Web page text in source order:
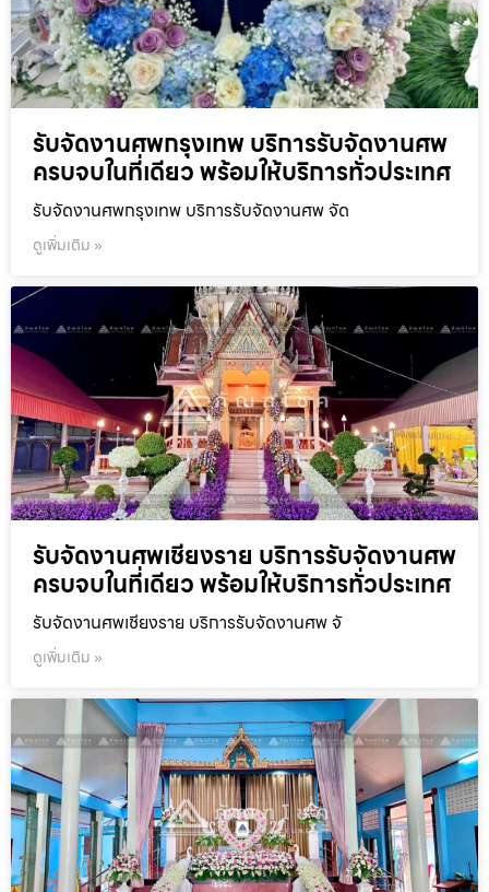
รับจัดงานศพกรุงเทพ บริการรับจัดงานศพ
ครบจบในที่เดียว พร้อมให้บริการทั่วประเทศ
รับจัดงานศพกรุงเทพ บริการรับจัดงานศพ จัด
ดูเพิ่มเติม »
รับจัดงานศพเชียงราย บริการรับจัดงานศพ
ครบจบในที่เดียว พร้อมให้บริการทั่วประเทศ
รับจัดงานศพเชียงราย บริการรับจัดงานศพ จั
ดูเพิ่มเติม »